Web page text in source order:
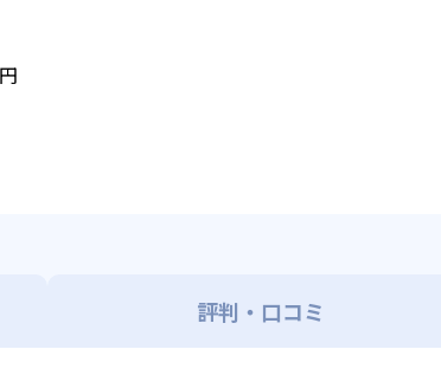
評判・口コミ